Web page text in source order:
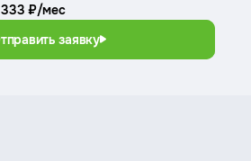
333 ₽/мес
заявку